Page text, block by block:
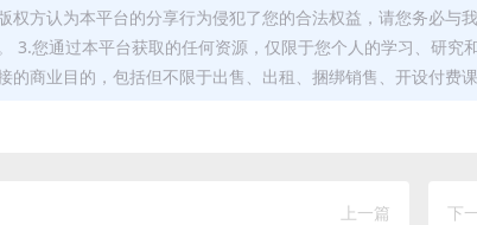
权方认为本平台的分享行为侵犯了您的合法权益，请您务必与
3.您通过本平台获取的任何资源，仅限于您个人的学习、研
的商业目的，包括但不限于出售、出租、捆绑销售、开设付费课
上一篇 下